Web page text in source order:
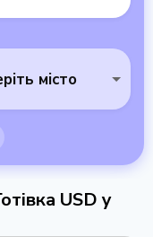
місто
USD у